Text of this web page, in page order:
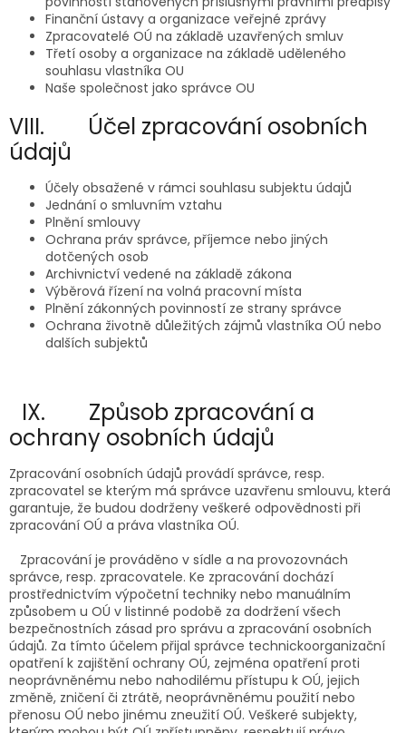
Finanční ústavy a organizace veřejné zprávy
Zpracovatelé OÚ na základě uzavřených smluv
Třetí osoby a organizace na základě uděleného
souhlasu vlastníka OU
Naše společnost jako správce OU
VIII. Účel zpracování osobních
údajů
Účely obsažené v rámci souhlasu subjektu údajů
Jednání o smluvním vztahu
Plnění smlouvy
Ochrana práv správce, příjemce nebo jiných
dotčených osob
Archivnictví vedené na základě zákona
Výběrová řízení na volná pracovní místa
Plnění zákonných povinností ze strany správce
Ochrana životně důležitých zájmů vlastníka OÚ nebo
dalších subjektů
IX. Způsob zpracování a
ochrany osobních údajů
Zpracování osobních údajů provádí správce, resp.
zpracovatel se kterým má správce uzavřenu smlouvu, která
garantuje, že budou dodrženy veškeré odpovědnosti při
zpracování OÚ a práva vlastníka OÚ.
Zpracování je prováděno v sídle a na provozovnách
správce, resp. zpracovatele. Ke zpracování dochází
prostřednictvím výpočetní techniky nebo manuálním
způsobem u OÚ v listinné podobě za dodržení všech
bezpečnostních zásad pro správu a zpracování osobních
údajů. Za tímto účelem přijal správce technickoorganizační
opatření k zajištění ochrany OÚ, zejména opatření proti
neoprávněnému nebo nahodilému přístupu k OÚ, jejich
změně, zničení či ztrátě, neoprávněnému použití nebo
přenosu OÚ nebo jinému zneužití OÚ. Veškeré subjekty,